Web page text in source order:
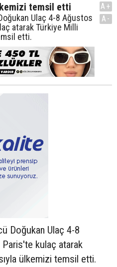
temsil etti
Doğukan Ulaç 4-8 Ağustos
atarak Türkiye Milli
etti.
A+
A-
Doğukan Ulaç 4-8
Paris'te kulaç atarak
ülkemizi temsil etti.